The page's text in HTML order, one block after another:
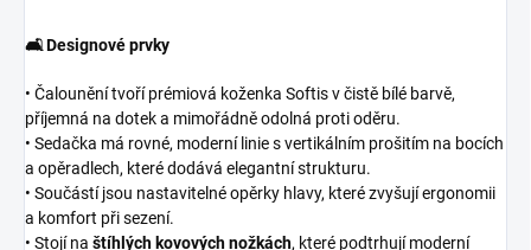
🛋️ Designové prvky
• Čalounění tvoří prémiová koženka Softis v čistě bílé barvě,
příjemná na dotek a mimořádně odolná proti oděru.
• Sedačka má rovné, moderní linie s vertikálním prošitím na bocích
a opěradlech, které dodává elegantní strukturu.
• Součástí jsou nastavitelné opěrky hlavy, které zvyšují ergonomii
a komfort při sezení.
• Stojí na štíhlých kovových nožkách, které podtrhují moderní